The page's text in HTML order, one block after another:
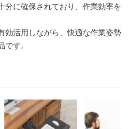
分に確保されており、作業効率を
効活用しながら、快適な作業姿勢
す。